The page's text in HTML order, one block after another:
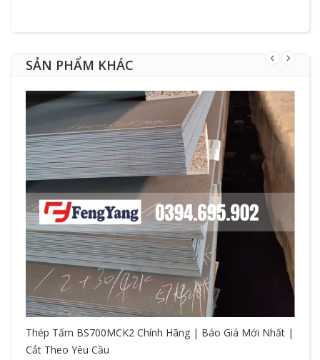
SẢN PHẨM KHÁC
Thép Tấm BS700MCK2 Chính Hãng | Báo Giá Mới Nhất |
Cắt Theo Yêu Cầu